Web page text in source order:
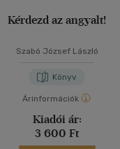
Kérdezd az angyalt!
Szabó József László
Könyv
Árinformációk
Kiadói ár:
3 600 Ft